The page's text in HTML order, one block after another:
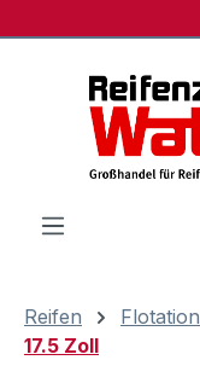
Reifen Flotation
17.5 Zoll